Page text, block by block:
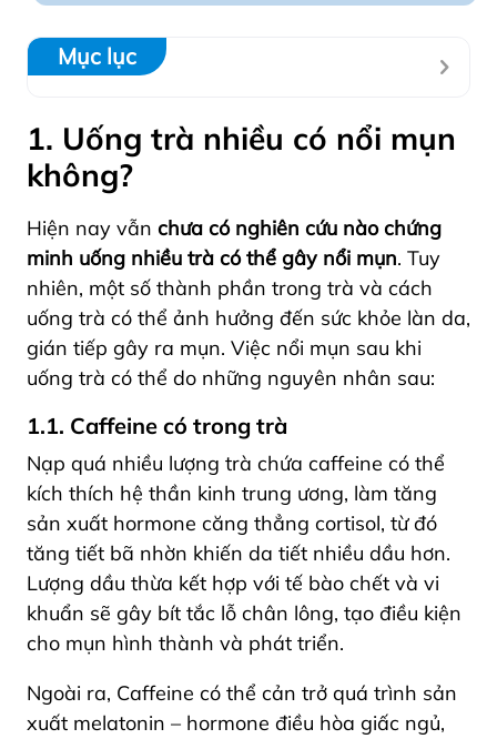
Mục lục
1. Uống trà nhiều có nổi mụn
không?
Hiện nay vẫn chưa có nghiên cứu nào chứng
minh uống nhiều trà có thể gây nổi mụn. Tuy
nhiên, một số thành phần trong trà và cách
uống trà có thể ảnh hưởng đến sức khỏe làn da,
gián tiếp gây ra mụn. Việc nổi mụn sau khi
uống trà có thể do những nguyên nhân sau:
1.1. Caffeine có trong trà
Nạp quá nhiều lượng trà chứa caffeine có thể
kích thích hệ thần kinh trung ương, làm tăng
sản xuất hormone căng thẳng cortisol, từ đó
tăng tiết bã nhờn khiến da tiết nhiều dầu hơn.
Lượng dầu thừa kết hợp với tế bào chết và vi
khuẩn sẽ gây bít tắc lỗ chân lông, tạo điều kiện
cho mụn hình thành và phát triển.
Ngoài ra, Caffeine có thể cản trở quá trình sản
xuất melatonin – hormone điều hòa giấc ngủ,